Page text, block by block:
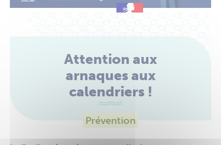
Attention aux
arnaques aux
calendriers !
Prévention